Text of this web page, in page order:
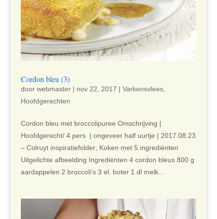
Cordon bleu (3)
door webmaster| nov 22, 2017 | Varkensvlees,
Hoofdgerechten
Cordon bleu met broccolipuree Omschrijving |
Hoofdgerecht/ 4 pers | ongeveer half uurtje | 2017.08.23
– Colruyt inspiratiefolder; Koken met 5 ingrediënten
Uitgelichte afbeelding Ingrediënten 4 cordon bleus 800 g
aardappelen 2 broccoli’s 3 el. boter 1 dl melk...